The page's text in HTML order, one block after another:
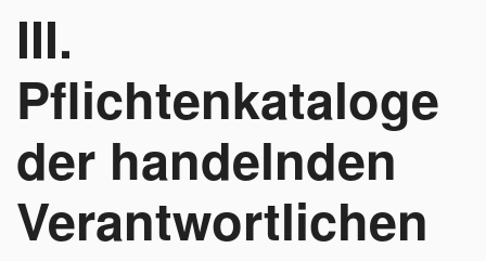
III.
Pflichtenkataloge
der handelnden
Verantwortlichen